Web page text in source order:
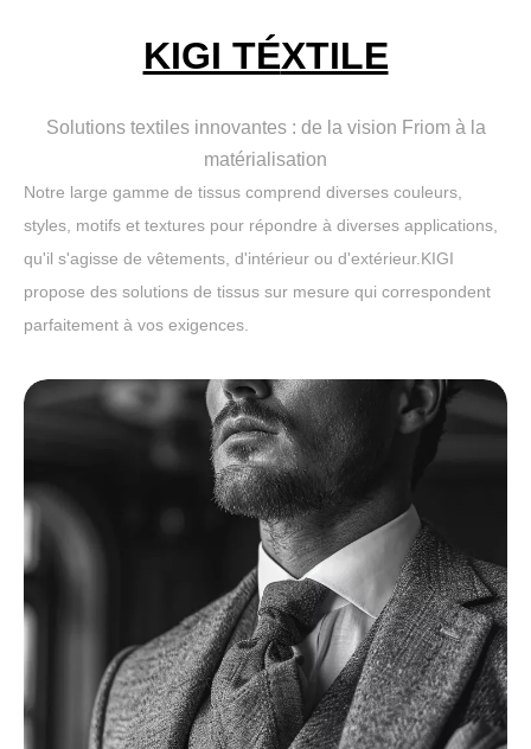
KIGI TÉXTILE
Solutions textiles innovantes : de la vision Friom à la
matérialisation
Notre large gamme de tissus comprend diverses couleurs,
styles, motifs et textures pour répondre à diverses applications,
qu'il s'agisse de vêtements, d'intérieur ou d'extérieur.KIGI
propose des solutions de tissus sur mesure qui correspondent
parfaitement à vos exigences.